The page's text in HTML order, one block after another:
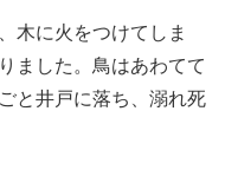
木に火をつけてしま
ました。鳥はあわてて
と井戸に落ち、溺れ死